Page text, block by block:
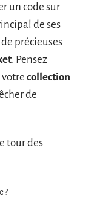
un code sur
de ses
précieuses
. Pensez
votre collection
de
tour des
?